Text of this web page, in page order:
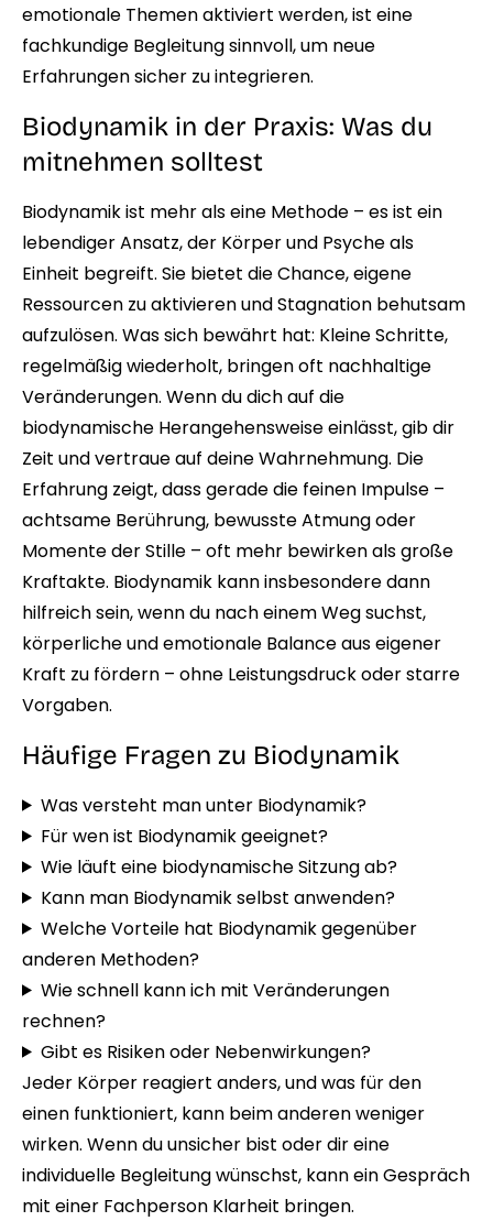
emotionale Themen aktiviert werden, ist eine
fachkundige Begleitung sinnvoll, um neue
Erfahrungen sicher zu integrieren.
Biodynamik in der Praxis: Was du
mitnehmen solltest
Biodynamik ist mehr als eine Methode – es ist ein
lebendiger Ansatz, der Körper und Psyche als
Einheit begreift. Sie bietet die Chance, eigene
Ressourcen zu aktivieren und Stagnation behutsam
aufzulösen. Was sich bewährt hat: Kleine Schritte,
regelmäßig wiederholt, bringen oft nachhaltige
Veränderungen. Wenn du dich auf die
biodynamische Herangehensweise einlässt, gib dir
Zeit und vertraue auf deine Wahrnehmung. Die
Erfahrung zeigt, dass gerade die feinen Impulse –
achtsame Berührung, bewusste Atmung oder
Momente der Stille – oft mehr bewirken als große
Kraftakte. Biodynamik kann insbesondere dann
hilfreich sein, wenn du nach einem Weg suchst,
körperliche und emotionale Balance aus eigener
Kraft zu fördern – ohne Leistungsdruck oder starre
Vorgaben.
Häufige Fragen zu Biodynamik
Was versteht man unter Biodynamik?
Für wen ist Biodynamik geeignet?
Wie läuft eine biodynamische Sitzung ab?
Kann man Biodynamik selbst anwenden?
Welche Vorteile hat Biodynamik gegenüber
anderen Methoden?
Wie schnell kann ich mit Veränderungen
rechnen?
Gibt es Risiken oder Nebenwirkungen?
Jeder Körper reagiert anders, und was für den
einen funktioniert, kann beim anderen weniger
wirken. Wenn du unsicher bist oder dir eine
individuelle Begleitung wünschst, kann ein Gespräch
mit einer Fachperson Klarheit bringen.